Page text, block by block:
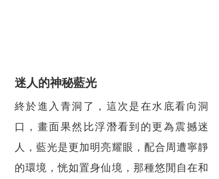
迷人的神秘藍光
終於進入青洞了，這次是在水底看向洞
口，畫面果然比浮潛看到的更為震撼迷
人，藍光是更加明亮耀眼，配合周遭寧靜
的環境，恍如置身仙境，那種悠閒自在和